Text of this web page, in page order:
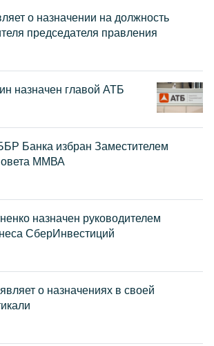
о назначении на должность
председателя правления
назначен главой АТБ
Банка избран Заместителем
ММВА
назначен руководителем
СберИнвестиций
о назначениях в своей